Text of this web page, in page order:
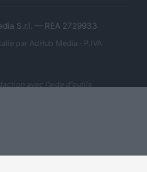
S.r.l. — REA 2729933
par AdHub Media · P.IVA
avec l'aide d'outils